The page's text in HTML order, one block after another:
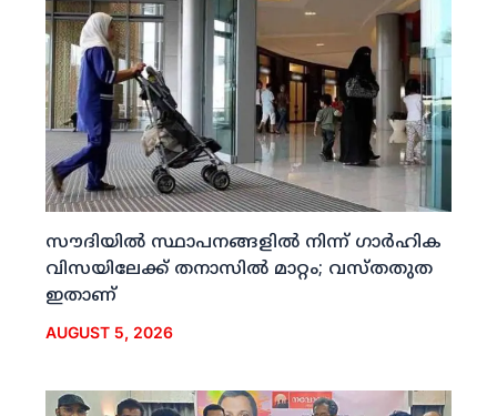
സൗദിയില്‍ സ്ഥാപനങ്ങളില്‍ നിന്ന് ഗാര്‍ഹിക
വിസയിലേക്ക് തനാസില്‍ മാറ്റം; വസ്തതുത
ഇതാണ്
AUGUST 5, 2026